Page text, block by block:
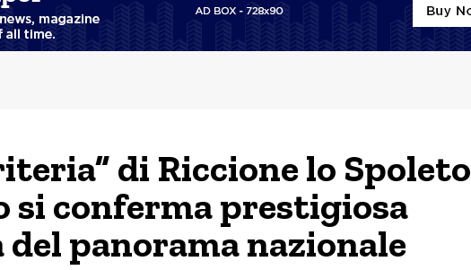
di Riccione lo Spoleto
si conferma prestigiosa
panorama nazionale